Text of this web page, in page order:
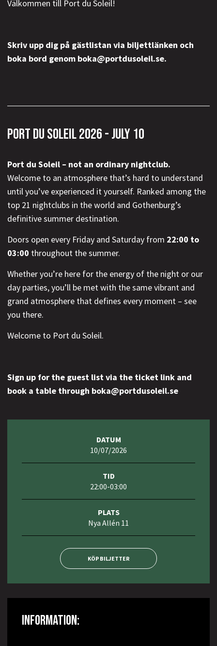
Välkommen till Port du Soleil!
Skriv upp dig på gästlistan via biljettlänken och
boka bord genom boka@portdusoleil.se.
PORT DU SOLEIL 2026 - JULY 10
Port du Soleil – not an ordinary nightclub.
Welcome to an atmosphere that’s hard to understand
until you’ve experienced it yourself. Ranked among the
top 21 nightclubs in the world and Gothenburg’s
definitive summer destination.
Doors open every Friday and Saturday from 22:00 to
03:00 throughout the summer.
Whether you’re here for the energy of the night or our
day parties, you’ll be met with the same vibrant and
grand atmosphere that defines every moment – see
you there.
Welcome to Port du Soleil.
Sign up for the guest list via the ticket link and
book a table through boka@portdusoleil.se
DATUM
10/07/2026
TID
22:00-03:00
PLATS
Nya Allén 11
KÖP BILJETTER
INFORMATION: